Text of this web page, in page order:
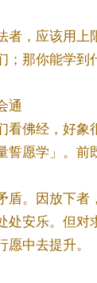
者，应该用上
；那你能学到
通
看佛经，好象
誓愿学」。
盾。因放下者
处安乐。但对
愿中去提升。